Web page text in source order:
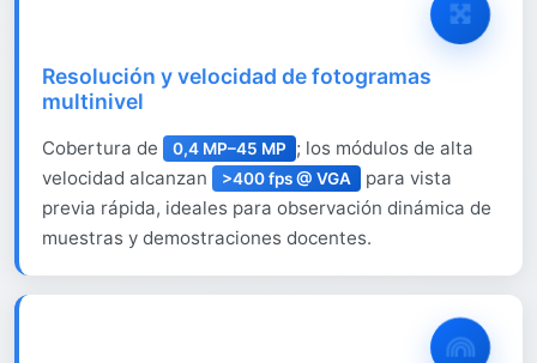
Resolución y velocidad de fotogramas
multinivel
Cobertura de 0,4 MP–45 MP ; los módulos de alta
velocidad alcanzan
>400 fps @ VGA
para vista
previa rápida, ideales para observación dinámica de
muestras y demostraciones docentes.